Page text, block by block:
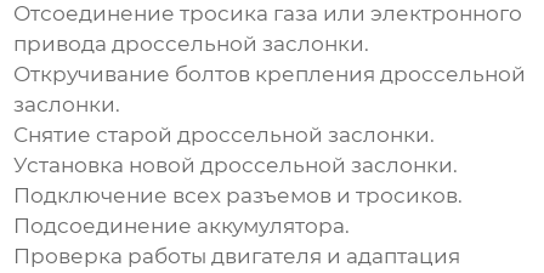
Отсоединение тросика газа или электронного
привода дроссельной заслонки.
Откручивание болтов крепления дроссельной
заслонки.
Снятие старой дроссельной заслонки.
Установка новой дроссельной заслонки.
Подключение всех разъемов и тросиков.
Подсоединение аккумулятора.
Проверка работы двигателя и адаптация